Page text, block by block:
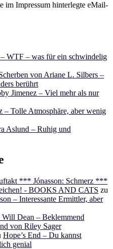
im Impressum hinterlegte eMail-
WTF – was für ein schwindelig
von Ariane L. Silbers –
berührt
Jimenez – Viel mehr als nur
– Tolle Atmosphäre, aber wenig
Aslund – Ruhig und
*** Jónasson: Schmerz ***
- BOOKS AND CATS zu
– Interessante Ermittler, aber
Dean – Beklemmend
von Riley Sager
Hope’s End – Du kannst
genial